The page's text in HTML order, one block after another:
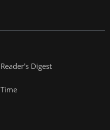
Reader's Digest
Time